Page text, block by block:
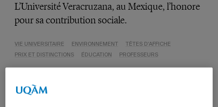
L’Université Veracruzana, au Mexique, l’honore
pour sa contribution sociale.
VIE UNIVERSITAIRE ENVIRONNEMENT
TÊTES D'AFFICHE
PRIX ET DISTINCTIONS
ÉDUCATION PROFESSEURS